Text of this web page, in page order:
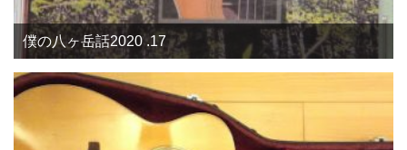
僕の八ヶ岳話2020 .17